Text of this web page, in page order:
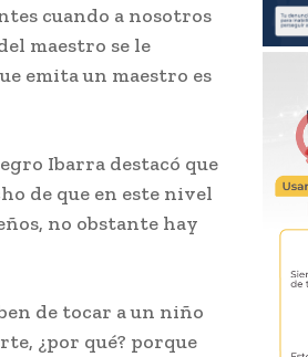
cuando a nosotros
maestro se le
emita un maestro es
Ibarra destacó que
de que en este nivel
no obstante hay
de tocar a un niño
¿por qué? porque